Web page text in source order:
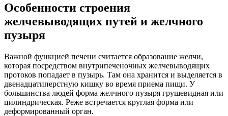
Особенности строения
желчевыводящих путей и желчного
пузыря
Важной функцией печени считается образование желчи,
которая посредством внутрипеченочных желчевыводящих
протоков попадает в пузырь. Там она хранится и выделяется в
двенадцатиперстную кишку во время приема пищи. У
большинства людей форма желчного пузыря грушевидная или
цилиндрическая. Реже встречается круглая форма или
деформированный орган.